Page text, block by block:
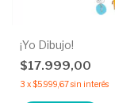
¡Yo Dibujo!
$17.999,00
3 x$5.999,67sin interés